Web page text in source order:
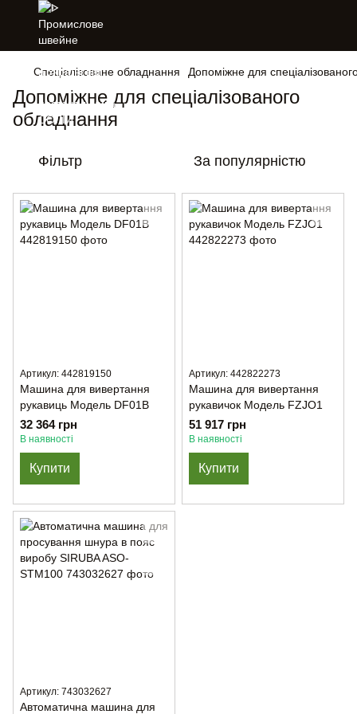
Спеціалізоване обладнання Допоміжне для
Допоміжне для спеціалізованого
обладнання
Фільтр За популярністю
Артикул: 442819150
Машина для вивертання
рукавиць Модель DF01B
32 364 грн
В наявності
Купити
Артикул: 442822273
Машина для вивертання
рукавичок Модель FZJO1
51 917 грн
В наявності
Купити
Артикул: 743032627
Автоматична машина для